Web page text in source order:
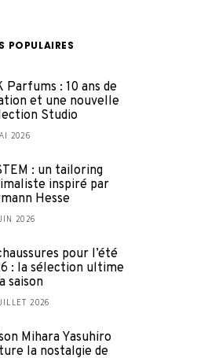
POPULAIRES
Parfums : 10 ans de
et une nouvelle
Studio
2026
: un tailoring
inspiré par
Hesse
2026
pour l’été
: la sélection ultime
saison
2026
Mihara Yasuhiro
la nostalgie de